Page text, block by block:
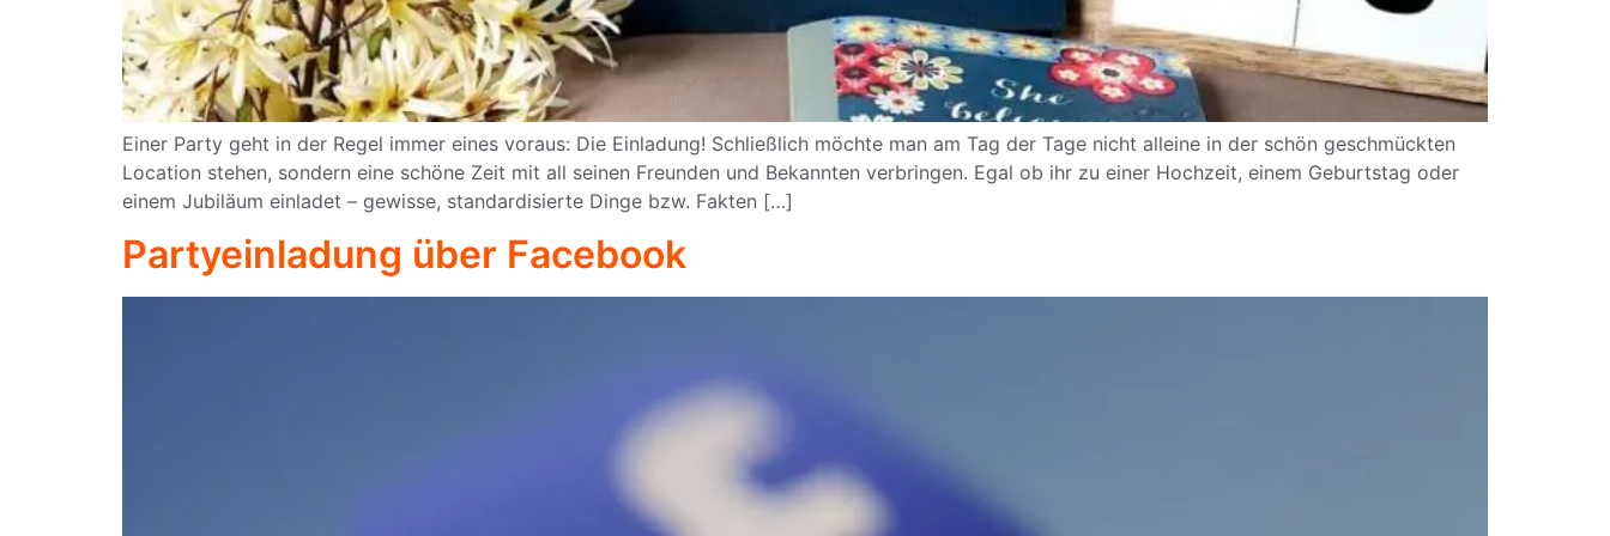
Einer Party geht in der Regel immer eines voraus: Die Einladung! Schließlich möchte man am Tag der Tage nicht alleine in der schön geschmückten
Location stehen, sondern eine schöne Zeit mit all seinen Freunden und Bekannten verbringen. Egal ob ihr zu einer Hochzeit, einem Geburtstag oder
einem Jubiläum einladet – gewisse, standardisierte Dinge bzw. Fakten […]
Partyeinladung über Facebook